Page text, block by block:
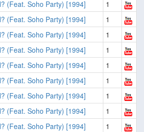
(Feat. Soho Party) [1994]
1
(Feat. Soho Party) [1994]
1
(Feat. Soho Party) [1994]
1
(Feat. Soho Party) [1994]
1
(Feat. Soho Party) [1994]
1
(Feat. Soho Party) [1994]
1
(Feat. Soho Party) [1994]
1
(Feat. Soho Party) [1994]
1
(Feat. Soho Party) [1994]
1